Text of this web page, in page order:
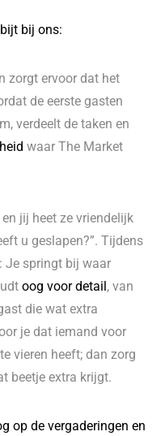
bij ons:
zorgt ervoor dat het
de eerste gasten
verdeelt de taken en
waar The Market
jij heet ze vriendelijk
u geslapen?”. Tijdens
Je springt bij waar
oog voor detail, van
die wat extra
je dat iemand voor
vieren heeft; dan zorg
beetje extra krijgt.
op de vergaderingen en